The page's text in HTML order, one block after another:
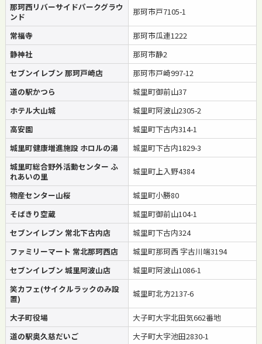
那珂西リバーサイドパークグラウ
ンド
那珂市戸7105-1
常福寺
那珂市瓜連1222
静神社
那珂市静2
セブンイレブン 那珂戸崎店
那珂市戸崎997-12
道の駅かつら
城里町御前山37
ホテル大山城
城里町阿波山2305-2
高安園
城里町下古内314-1
城里町健康増進施設 ホロルの湯
城里町下古内1829-3
城里町総合野外活動センター ふ
れあいの里
城里町上入野4384
物産センター山桜
城里町小勝80
そばきり空蔵
城里町御前山104-1
セブンイレブン 常北下古内店
城里町下古内324
ファミリーマート 常北那珂西店
城里町那珂西 字古川端3194
セブンイレブン 城里阿波山店
城里町阿波山1086-1
笑カフェ(サイクルラックのみ設
置)
城里町北方2137-6
大子町役場
大子町大字北田気662番地
道の駅奥久慈だいご
大子町大字池田2830-1